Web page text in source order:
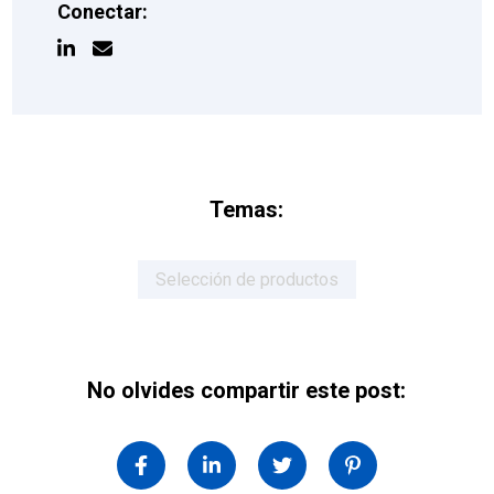
Conectar:
Temas:
Selección de productos
No olvides compartir este post: